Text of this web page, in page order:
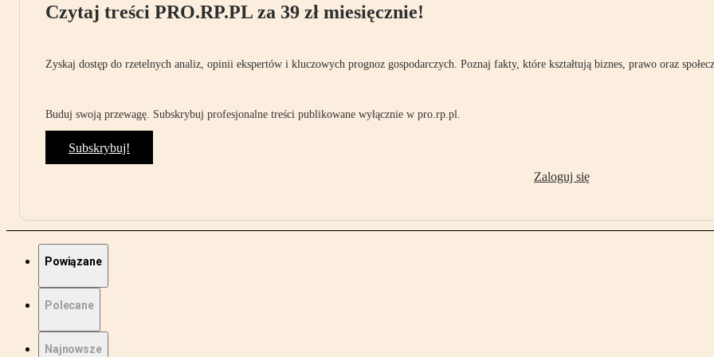
Czytaj treści PRO.RP.PL za 39 zł miesięcznie!
Zyskaj dostęp do rzetelnych analiz, opinii ekspertów i kluczowych prognoz gospodarczych. Poznaj fakty, które kształtują biznes, prawo oraz
Buduj swoją przewagę. Subskrybuj profesjonalne treści publikowane wyłącznie w pro.rp.pl.
Subskrybuj!
Zaloguj się
Powiązane
Polecane
Najnowsze